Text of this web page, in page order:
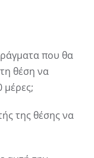
που θα
θέση να
μέρες;
της θέσης να